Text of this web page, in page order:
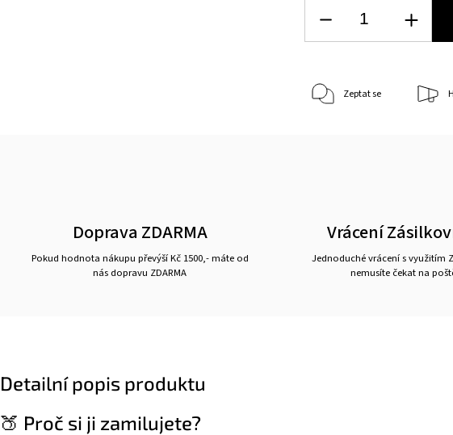
Zeptat se
Doprava ZDARMA
Pokud hodnota nákupu převýší Kč 1500,- máte od
nás dopravu ZDARMA
Vrácení
Jednoduché vrácení s využitím
nemusíte čekat na
Detailní popis produktu
🍑 Proč si ji zamilujete?